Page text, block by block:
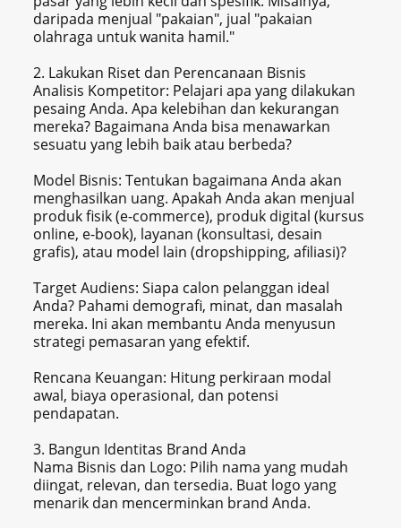
daripada menjual "pakaian", jual "pakaian
olahraga untuk wanita hamil."
2. Lakukan Riset dan Perencanaan Bisnis
Analisis Kompetitor: Pelajari apa yang dilakukan
pesaing Anda. Apa kelebihan dan kekurangan
mereka? Bagaimana Anda bisa menawarkan
sesuatu yang lebih baik atau berbeda?
Model Bisnis: Tentukan bagaimana Anda akan
menghasilkan uang. Apakah Anda akan menjual
produk fisik (e-commerce), produk digital (kursus
online, e-book), layanan (konsultasi, desain
grafis), atau model lain (dropshipping, afiliasi)?
Target Audiens: Siapa calon pelanggan ideal
Anda? Pahami demografi, minat, dan masalah
mereka. Ini akan membantu Anda menyusun
strategi pemasaran yang efektif.
Rencana Keuangan: Hitung perkiraan modal
awal, biaya operasional, dan potensi
pendapatan.
3. Bangun Identitas Brand Anda
Nama Bisnis dan Logo: Pilih nama yang mudah
diingat, relevan, dan tersedia. Buat logo yang
menarik dan mencerminkan brand Anda.